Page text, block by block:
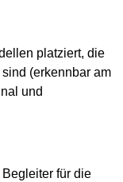
platziert, die
(erkennbar am
und
für die